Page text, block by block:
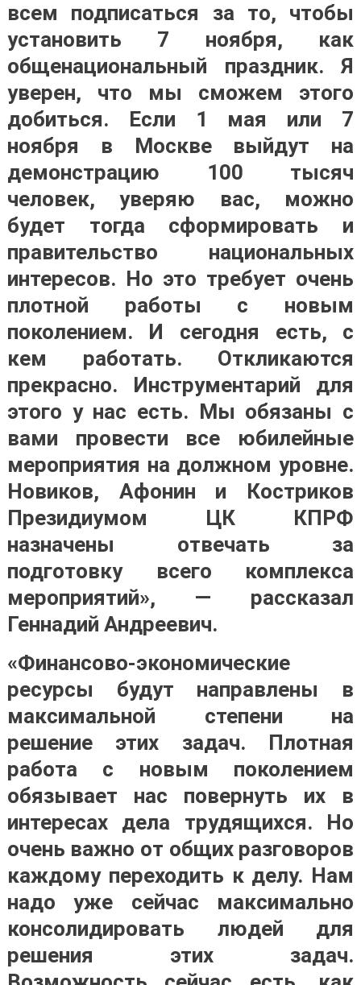
всем подписаться за то, чтобы
установить 7 ноября, как
общенациональный праздник. Я
уверен, что мы сможем этого
добиться. Если 1 мая или 7
ноября в Москве выйдут на
демонстрацию 100 тысяч
человек, уверяю вас, можно
будет тогда сформировать и
правительство национальных
интересов. Но это требует очень
плотной работы с новым
поколением. И сегодня есть, с
кем работать. Откликаются
прекрасно. Инструментарий для
этого у нас есть. Мы обязаны с
вами провести все юбилейные
мероприятия на должном уровне.
Новиков, Афонин и Костриков
Президиумом ЦК КПРФ
назначены отвечать за
подготовку всего комплекса
мероприятий», — рассказал
Геннадий Андреевич.
«Финансово-экономические
ресурсы будут направлены в
максимальной степени на
решение этих задач. Плотная
работа с новым поколением
обязывает нас повернуть их в
интересах дела трудящихся. Но
очень важно от общих разговоров
каждому переходить к делу. Нам
надо уже сейчас максимально
консолидировать людей для
решения этих задач.